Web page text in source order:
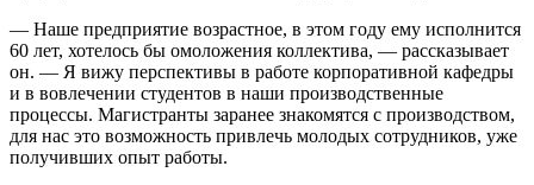
— Наше предприятие возрастное, в этом году ему исполнится
60 лет, хотелось бы омоложения коллектива, — рассказывает
он. — Я вижу перспективы в работе корпоративной кафедры
и в вовлечении студентов в наши производственные
процессы. Магистранты заранее знакомятся с производством,
для нас это возможность привлечь молодых сотрудников, уже
получивших опыт работы.